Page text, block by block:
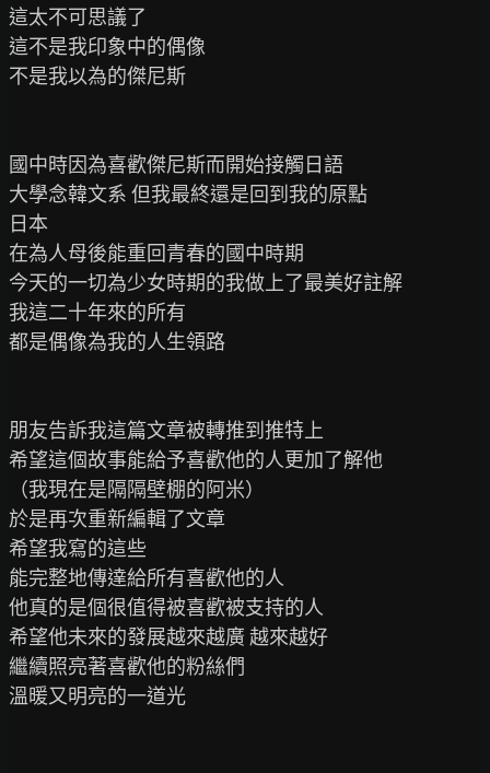
這太不可思議了
這不是我印象中的偶像
不是我以為的傑尼斯
國中時因為喜歡傑尼斯而開始接觸日語
大學念韓文系 但我最終還是回到我的原點
日本
在為人母後能重回青春的國中時期
今天的一切為少女時期的我做上了最美好註解
我這二十年來的所有
都是偶像為我的人生領路
朋友告訴我這篇文章被轉推到推特上
希望這個故事能給予喜歡他的人更加了解他
（我現在是隔隔壁棚的阿米）
於是再次重新編輯了文章
希望我寫的這些
能完整地傳達給所有喜歡他的人
他真的是個很值得被喜歡被支持的人
希望他未來的發展越來越廣 越來越好
繼續照亮著喜歡他的粉絲們
溫暖又明亮的一道光